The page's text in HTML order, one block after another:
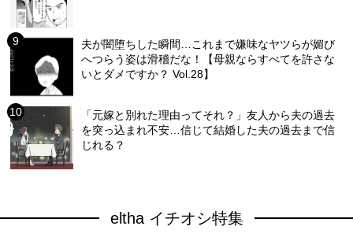
夫が闇堕ちした瞬間…これまで嫌味なヤツらが媚び
へつらう姿は滑稽だな！【母親ならすべてを許さな
いとダメですか？ Vol.28】
「元嫁と別れた理由ってそれ？」友人から夫の過去
を突っ込まれ不安…信じて結婚した夫の過去まで信
じれる？
eltha イチオシ特集